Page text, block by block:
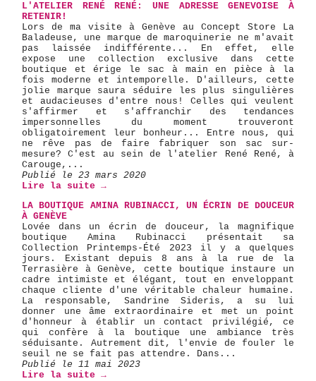
L'ATELIER RENÉ RENÉ: UNE ADRESSE GENEVOISE À
RETENIR!
Lors de ma visite à Genève au Concept Store La
Baladeuse, une marque de maroquinerie ne m'avait
pas laissée indifférente... En effet, elle
expose une collection exclusive dans cette
boutique et érige le sac à main en pièce à la
fois moderne et intemporelle. D'ailleurs, cette
jolie marque saura séduire les plus singulières
et audacieuses d'entre nous! Celles qui veulent
s'affirmer et s'affranchir des tendances
impersonnelles du moment trouveront
obligatoirement leur bonheur... Entre nous, qui
ne rêve pas de faire fabriquer son sac sur-
mesure? C'est au sein de l'atelier René René, à
Carouge,...
Publié le 23 mars 2020
Lire la suite →
LA BOUTIQUE AMINA RUBINACCI, UN ÉCRIN DE DOUCEUR
À GENÈVE
Lovée dans un écrin de douceur, la magnifique
boutique Amina Rubinacci présentait sa
Collection Printemps-Été 2023 il y a quelques
jours. Existant depuis 8 ans à la rue de la
Terrasière à Genève, cette boutique instaure un
cadre intimiste et élégant, tout en enveloppant
chaque cliente d'une véritable chaleur humaine.
La responsable, Sandrine Sideris, a su lui
donner une âme extraordinaire et met un point
d'honneur à établir un contact privilégié, ce
qui confère à la boutique une ambiance très
séduisante. Autrement dit, l'envie de fouler le
seuil ne se fait pas attendre. Dans...
Publié le 11 mai 2023
Lire la suite →